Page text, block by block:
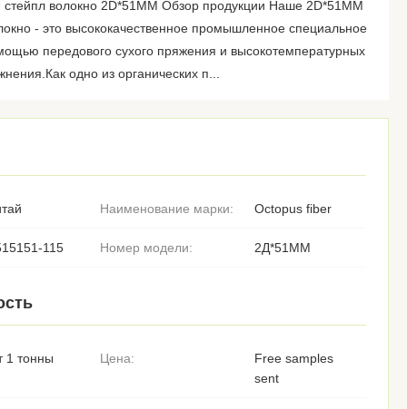
волокно 2D*51MM Обзор продукции Наше 2D*51MM
- это высококачественное промышленное специальное
передового сухого пряжения и высокотемпературных
одно из органических п...
Наименование марки: Octopus fiber
115 Номер модели: 2Д*51ММ
1 тонны Цена:
Free samples
sent